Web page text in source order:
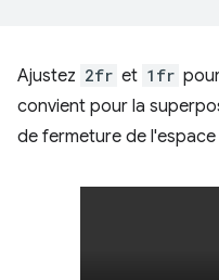
Ajustez 2fr et 1fr
convient pour la
de fermeture de